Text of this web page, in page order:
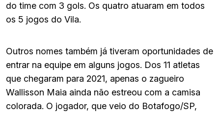
do time com 3 gols. Os quatro atuaram em todos
os 5 jogos do Vila.
Outros nomes também já tiveram oportunidades de
entrar na equipe em alguns jogos. Dos 11 atletas
que chegaram para 2021, apenas o zagueiro
Wallisson Maia ainda não estreou com a camisa
colorada. O jogador, que veio do Botafogo/SP,